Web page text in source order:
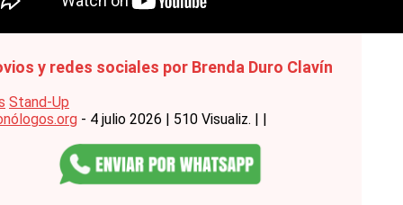
y redes sociales por Brenda Duro Clavín
Stand-Up
- 4 julio 2026 | 510 Visualiz. | |